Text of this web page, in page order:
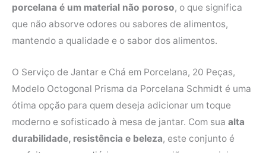
porcelana é um material não poroso, o que significa
que não absorve odores ou sabores de alimentos,
mantendo a qualidade e o sabor dos alimentos.
O Serviço de Jantar e Chá em Porcelana, 20 Peças,
Modelo Octogonal Prisma da Porcelana Schmidt é uma
ótima opção para quem deseja adicionar um toque
moderno e sofisticado à mesa de jantar. Com sua alta
durabilidade, resistência e beleza, este conjunto é